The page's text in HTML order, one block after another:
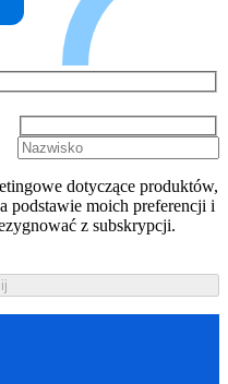
dotyczące produktów,
podstawie moich preferencji i
z subskrypcji.